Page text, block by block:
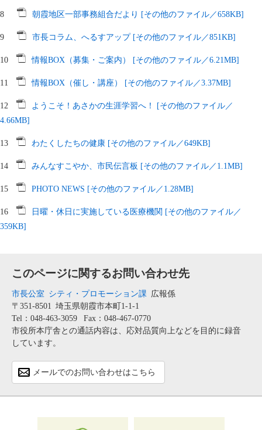
8 朝霞地区一部事務組合だより [その他のファイル／658KB]
9 市長コラム、へるすアップ [その他のファイル／851KB]
10 情報BOX（募集・ご案内） [その他のファイル／6.21MB]
11 情報BOX（催し・講座） [その他のファイル／3.37MB]
12
ようこそ！あさかの生涯学習へ！ [その他のファイル／
4.66MB]
13 わたくしたちの健康 [その他のファイル／649KB]
14 みんなすこやか、市民伝言板 [その他のファイル／1.1MB]
15 PHOTO NEWS [その他のファイル／1.28MB]
16
日曜・休日に実施している医療機関 [その他のファイル／
359KB]
このページに関するお問い合わせ先
市長公室 シティ・プロモーション課 広報係
〒351-8501 埼玉県朝霞市本町1-1-1
Tel：048-463-3059
Fax：048-467-0770
市役所本庁舎との通話内容は、応対品質向上などを目的に録音
しています。
メールでのお問い合わせはこちら